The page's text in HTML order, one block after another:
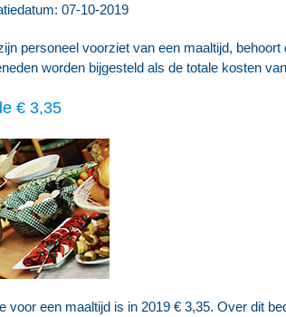
07-10-2019
personeel voorziet van een maaltijd,
worden bijgesteld als de totale kosten
€ 3,35
voor een maaltijd is in 2019 € 3,35. Over dit